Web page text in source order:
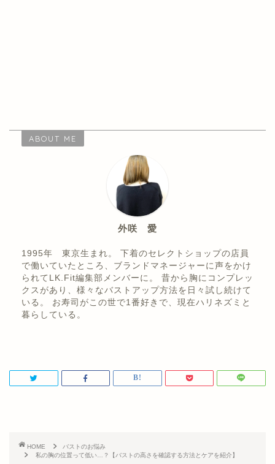
ABOUT ME
外咲 愛
1995年 東京生まれ。 下着のセレクトショップの店員
で働いていたところ、ブランドマネージャーに声をかけ
られてLK.Fit編集部メンバーに。 昔から胸にコンプレッ
クスがあり、様々なバストアップ方法を日々試し続けて
いる。 お寿司がこの世で1番好きで、現在ハリネズミと
暮らしている。
HOME
バストのお悩み
私の胸の位置って低い…？【バストの高さを確認する方法とケアを紹介】